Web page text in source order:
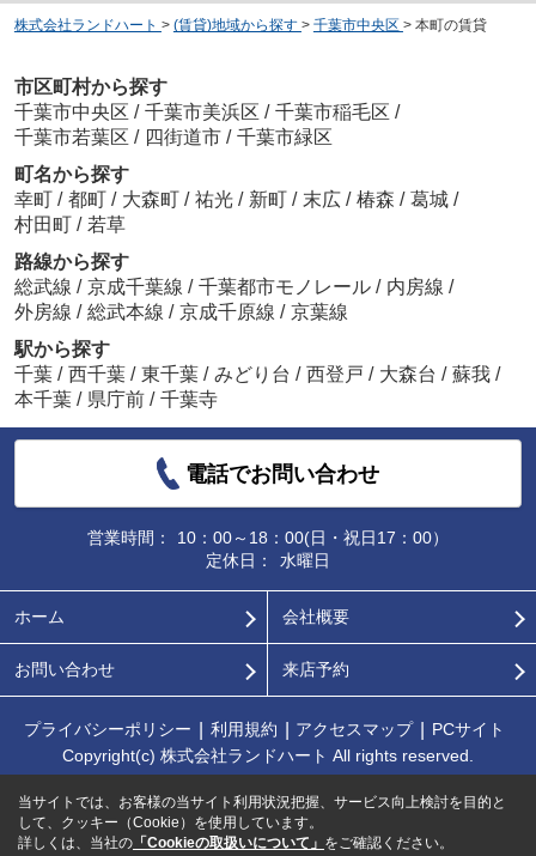
株式会社ランドハート > (賃貸)地域から探す > 千葉市中央区 > 本町の賃貸
市区町村から探す
千葉市中央区 / 千葉市美浜区 / 千葉市稲毛区 /
千葉市若葉区 / 四街道市 / 千葉市緑区
町名から探す
幸町 / 都町 / 大森町 / 祐光 / 新町 / 末広 / 椿森 / 葛城 /
村田町 / 若草
路線から探す
総武線 / 京成千葉線 / 千葉都市モノレール / 内房線 /
外房線 / 総武本線 / 京成千原線 / 京葉線
駅から探す
千葉 / 西千葉 / 東千葉 / みどり台 / 西登戸 / 大森台 / 蘇我 /
本千葉 / 県庁前 / 千葉寺
電話でお問い合わせ
営業時間：
10：00～18：00(日・祝日17：00）
定休日：
水曜日
ホーム 会社概要
お問い合わせ 来店予約
プライバシーポリシー 利用規約 アクセスマップ
PCサイト
Copyright(c) 株式会社ランドハート All rights reserved.
当サイトでは、お客様の当サイト利用状況把握、サービス向上検討を目的と
して、クッキー（Cookie）を使用しています。
詳しくは、当社の 「Cookieの取扱いについて」 をご確認ください。